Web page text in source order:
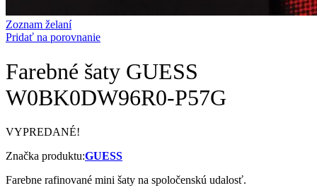
Zoznam želaní
Pridať na porovnanie
Farebné šaty GUESS
W0BK0DW96R0-P57G
VYPREDANÉ!
Značka produktu:GUESS
Farebne rafinované mini šaty na spoločenskú udalosť.